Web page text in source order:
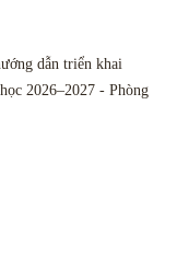
dẫn triển khai
2026–2027 - Phòng